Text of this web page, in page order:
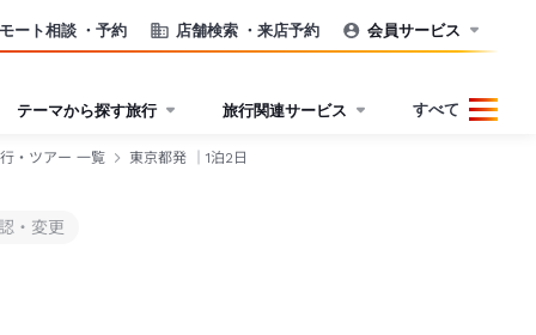
ート相談 ・予約 店舗検索 ・来店予約 会員サービス
テーマから探す旅行 旅行関連サービス すべて
・ツアー 一覧 東京都発 ｜1泊2日
・変更